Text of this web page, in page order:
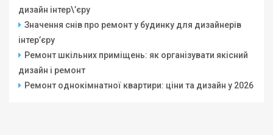
дизайн інтер\’єру
Значення снів про ремонт у будинку для дизайнерів
інтер’єру
Ремонт шкільних приміщень: як організувати якісний
дизайн і ремонт
Ремонт однокімнатної квартири: ціни та дизайн у 2026